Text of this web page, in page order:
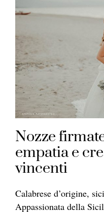
Nozze
empatia e
vincenti
Calabrese d’origine,
Appassionata della